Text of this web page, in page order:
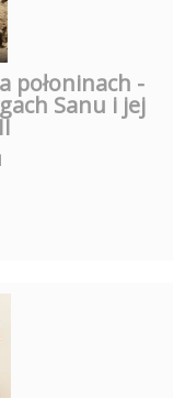
połoninach -
Sanu i jej